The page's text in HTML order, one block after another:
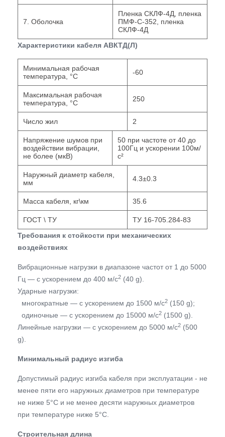
7. Оболочка
Пленка СКЛФ-4Д, пленка
ПМФ-С-352, пленка
СКЛФ-4Д
Характеристики кабеля АВКТД(Л)
Минимальная рабочая
температура, °С
-60
Максимальная рабочая
температура, °С
250
Число жил 2
Напряжение шумов при
воздействии вибрации,
не более (мкВ)
50 при частоте от 40 до
100Гц и ускорении 100м/
с²
Наружный диаметр кабеля,
мм
4.3±0.3
Масса кабеля, кг\км 35.6
ГОСТ \ ТУ
ТУ 16-705.284-83
Требования к стойкости при механических
воздействиях
Вибрационные нагрузки в диапазоне частот от 1 до 5000
Гц — с ускорением до 400 м/с2 (40 g).
Ударные нагрузки:
многократные — с ускорением до 1500 м/с2 (150 g);
одиночные — с ускорением до 15000 м/с2 (1500 g).
Линейные нагрузки — с ускорением до 5000 м/с2 (500
g).
Минимальный радиус изгиба
Допустимый радиус изгиба кабеля при эксплуатации - не
менее пяти его наружных диаметров при температуре
не ниже 5°С и не менее десяти наружных диаметров
при температуре ниже 5°С.
Строительная длина